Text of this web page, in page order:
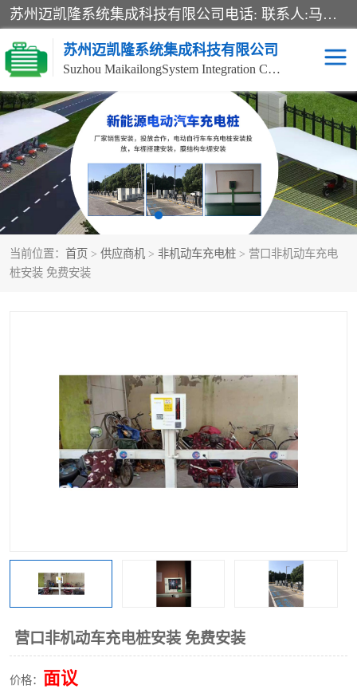
苏州迈凯隆系统集成科技有限公司电话: 联系人:马杰森 销售安装视频监控、报警系统、电话交换机、门禁考勤、巡更系统、呼叫对讲系统、停车场道闸、智能家居、广播系统、综合布线、办公设备、电子商务软件、网络工程、酒店门锁系列 系统集成、VOD视频点播、LED显示屏、节能产品、USP电源、收银机等弱电及智能化项目。
苏州迈凯隆系统集成科技有限公司
Suzhou MaikailongSystem Integration Co., Ltd.
当前位置： 首页 > 供应商机 > 非机动车充电桩 > 营口非机动车充电
桩安装 免费安装
营口非机动车充电桩安装 免费安装
价格： 面议
非机动车充电桩 电瓶车充电桩
电动自行车充电桩 两轮电动车充电桩
充电桩